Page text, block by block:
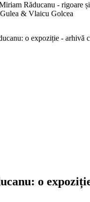
Răducanu - rigoare
& Vlaicu Golcea
o